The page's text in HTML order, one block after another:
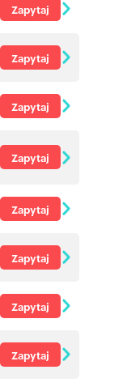
Zapytaj
Zapytaj
Zapytaj
Zapytaj
Zapytaj
Zapytaj
Zapytaj
Zapytaj